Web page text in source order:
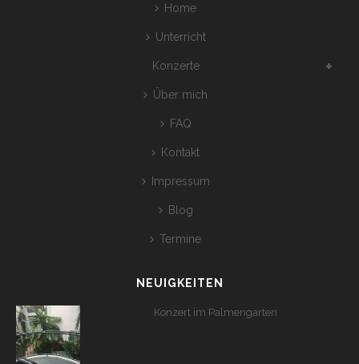
Home
Unterricht
Konzerte
Über mich
FAQ
Kontakt
Impressum
Blog
Termine
NEUIGKEITEN
Konzert im Palmengarten